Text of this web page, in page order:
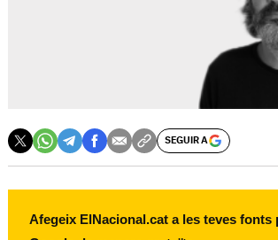
SEGUIR A
Afegeix ElNacional.cat a les teves fonts